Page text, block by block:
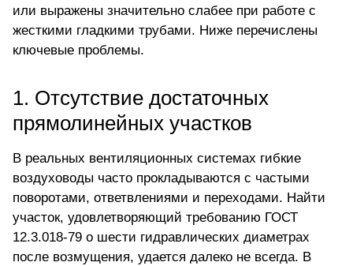
или выражены значительно слабее при работе с
жесткими гладкими трубами. Ниже перечислены
ключевые проблемы.
1. Отсутствие достаточных
прямолинейных участков
В реальных вентиляционных системах гибкие
воздуховоды часто прокладываются с частыми
поворотами, ответвлениями и переходами. Найти
участок, удовлетворяющий требованию ГОСТ
12.3.018-79 о шести гидравлических диаметрах
после возмущения, удается далеко не всегда. В